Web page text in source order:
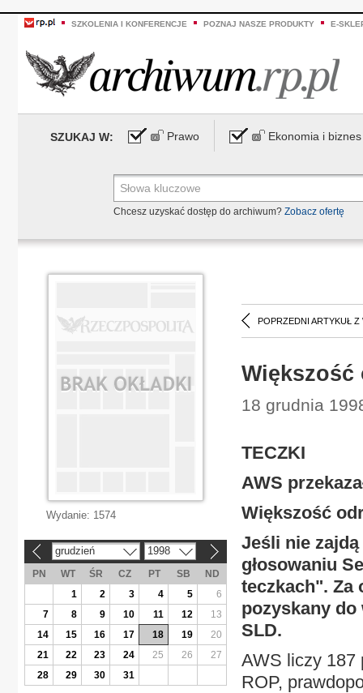
SZKOLENIA I KONFERENCJE POZNAJ NASZE PRODUKTY E-
SZUKAJ W: Prawo Ekonomia i biznes
Chcesz uzyskać dostęp do archiwum? Zobacz ofertę
POPRZEDNI ARTYKUŁ Z
18 grudnia
TECZKI
AWS
Większość
Jeśli nie
głosowaniu
teczkach". Za
pozyskany do
SLD.
AWS liczy 187
ROP,
Wydanie: 1574
grudzień 1998
PN WT ŚR CZ PT SB
ND
1
2 3 4 5
6
7
8 9 10 11 12
13
14
15 16 17 18 19
20
21
22 23 24 25 26
27
28
29 30 31